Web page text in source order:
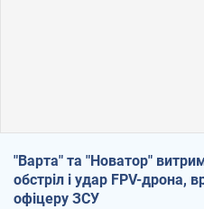
"Варта" та "Новатор"
обстріл і удар FPV-дрона,
офіцеру ЗСУ